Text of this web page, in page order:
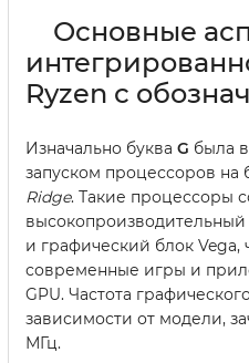
Основные
Ryzen с
Изначально буква G была
запуском процессоров на
Ridge. Такие процессоры
и графический блок Vega,
современные игры и
GPU. Частота
зависимости от модели,
МГц.